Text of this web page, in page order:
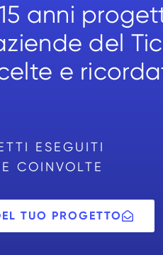
anni
del
e
ESEGUITI
COINVOLTE
TUO PROGETTO